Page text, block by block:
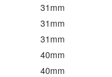
31mm
31mm
31mm
40mm
40mm